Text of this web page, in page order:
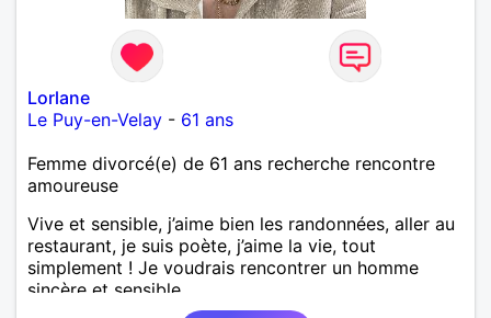
Lorlane
Le Puy-en-Velay - 61 ans
Femme divorcé(e) de 61 ans recherche rencontre
amoureuse
Vive et sensible, j’aime bien les randonnées, aller au
restaurant, je suis poète, j’aime la vie, tout
simplement ! Je voudrais rencontrer un homme
sincère et sensible.